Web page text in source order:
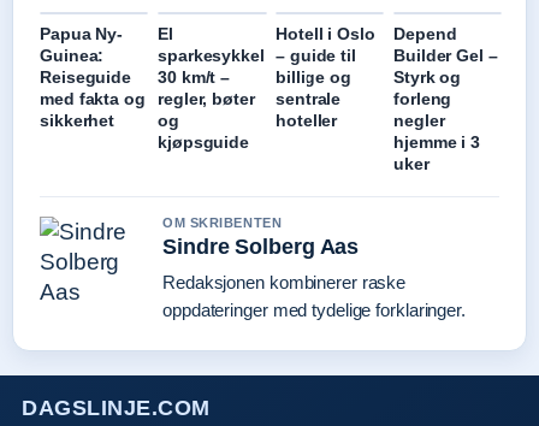
Papua Ny-
Guinea:
Reiseguide
med fakta og
sikkerhet
El
sparkesykkel
30 km/t –
regler, bøter
og
kjøpsguide
Hotell i Oslo
– guide til
billige og
sentrale
hoteller
Depend
Builder Gel –
Styrk og
forleng
negler
hjemme i 3
uker
OM SKRIBENTEN
Sindre Solberg Aas
Redaksjonen kombinerer raske
oppdateringer med tydelige forklaringer.
DAGSLINJE.COM